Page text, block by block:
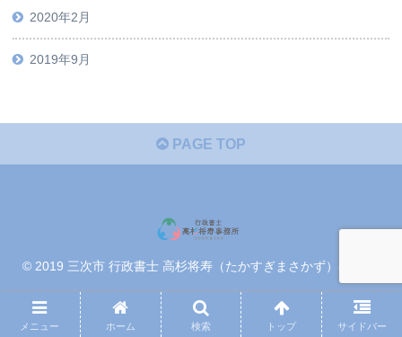
2020年2月
2019年9月
PAGE TOP
© 2019 三次市 行政書士 高杉将寿（たかすぎまさかず）事務所.
メニュー ホーム 検索 トップ サイドバー